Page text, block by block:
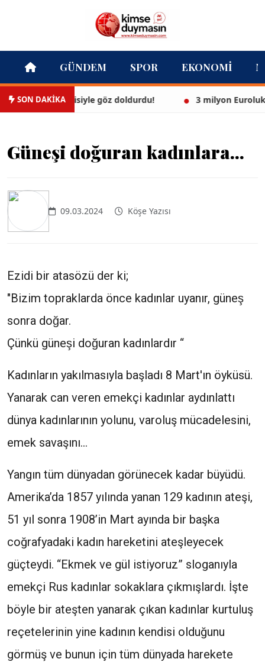
GÜNDEM SPOR EKONOMI
SON DAKİKA
beyaz bikinisiyle göz doldurdu! 3 milyon Euroluk
Güneşi doğuran kadınlara...
09.03.2024 Köşe Yazısı
Ezidi bir atasözü der ki;
"Bizim topraklarda önce kadınlar uyanır, güneş
sonra doğar.
Çünkü güneşi doğuran kadınlardır “
Kadınların yakılmasıyla başladı 8 Mart'ın öyküsü.
Yanarak can veren emekçi kadınlar aydınlattı
dünya kadınlarının yolunu, varoluş mücadelesini,
emek savaşını…
Yangın tüm dünyadan görünecek kadar büyüdü.
Amerika’da 1857 yılında yanan 129 kadının ateşi,
51 yıl sonra 1908’in Mart ayında bir başka
coğrafyadaki kadın hareketini ateşleyecek
güçteydi. “Ekmek ve gül istiyoruz” sloganıyla
emekçi Rus kadınlar sokaklara çıkmışlardı. İşte
böyle bir ateşten yanarak çıkan kadınlar kurtuluş
reçetelerinin yine kadının kendisi olduğunu
görmüş ve bunun için tüm dünyada harekete